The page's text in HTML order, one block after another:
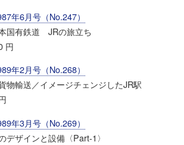
年6月号（No.247）
国有鉄道 JRの旅立ち
円
年2月号（No.268）
物輸送／イメージチェンジしたJR駅
年3月号（No.269）
デザインと設備〈Part-1〉